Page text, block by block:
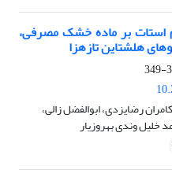
استات بر ماده خشک مصرفی،
هلشتاین تازهزا
رضایزدی، ابوالفضل زالی،
خلیل وندی بهروزیار